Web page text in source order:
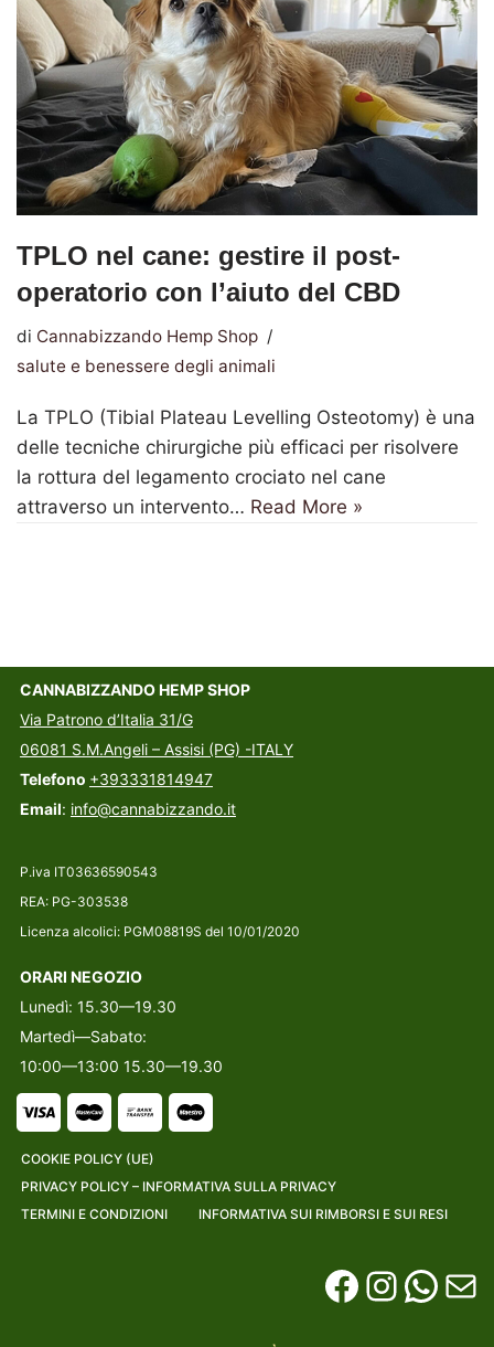
TPLO nel cane: gestire il post-
operatorio con l’aiuto del CBD
di Cannabizzando Hemp Shop
salute e benessere degli animali
La TPLO (Tibial Plateau Levelling Osteotomy) è una
delle tecniche chirurgiche più efficaci per risolvere
la rottura del legamento crociato nel cane
attraverso un intervento… Read More »
CANNABIZZANDO HEMP SHOP
Via Patrono d’Italia 31/G
06081 S.M.Angeli – Assisi (PG) -ITALY
Telefono +393331814947
Email: info@cannabizzando.it
P.iva IT03636590543
REA: PG-303538
Licenza alcolici: PGM08819S del 10/01/2020
ORARI NEGOZIO
Lunedì: 15.30—19.30
Martedì—Sabato:
10:00—13:00 15.30—19.30
COOKIE POLICY (UE)
PRIVACY POLICY – INFORMATIVA SULLA PRIVACY
TERMINI E CONDIZIONI
INFORMATIVA SUI RIMBORSI E SUI RESI